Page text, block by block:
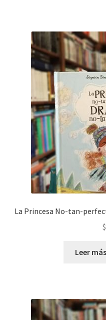
La Princesa No-tan-
$
Leer más